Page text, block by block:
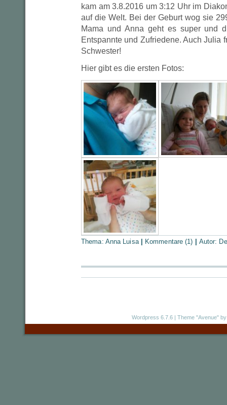
kam am 3.8.2016 um 3:12 Uhr im
auf die Welt. Bei der Geburt wog sie
Mama und Anna geht es super und
Entspannte und Zufriedene. Auch Julia
Schwester!
Hier gibt es die ersten Fotos:
Thema: Anna Luisa Kommentare (1) Autor:
Wordpress 6.7.6 | Theme "Avenue"